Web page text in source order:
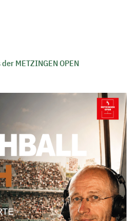
METZINGEN OPEN